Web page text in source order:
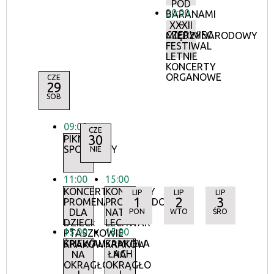
POD
BARANAMI
–
CZERWIEC
20:00
XXXII
MIĘDZYNARODOWY
FESTIWAL
LETNIE
KONCERTY
ORGANOWE
CZE
29
SOB
09:00
PIKNIK
SPORTOWY
11:00
KONCERTY
PROMENADOWE
DLA
DZIECI:
PTASZKOWIE
ŚPIEWALI
15:00
KRAKÓW
NA
OKRĄGŁO
CZE
30
NIE
15:00
KONCERTY
PROMENADOWE:
NATALIA
LECHWAR
I
SAMUELA
ŁACH
15:00
KRAKÓW
NA
OKRĄGŁO
LIP
1
PON
LIP
2
WTO
LIP
3
ŚRO